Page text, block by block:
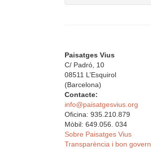
Paisatges Vius
C/ Padró, 10
08511 L’Esquirol
(Barcelona)
Contacte:
info@paisatgesvius.org
Oficina: 935.210.879
Mòbil: 649.056. 034
Sobre Paisatges Vius
Transparència i bon govern